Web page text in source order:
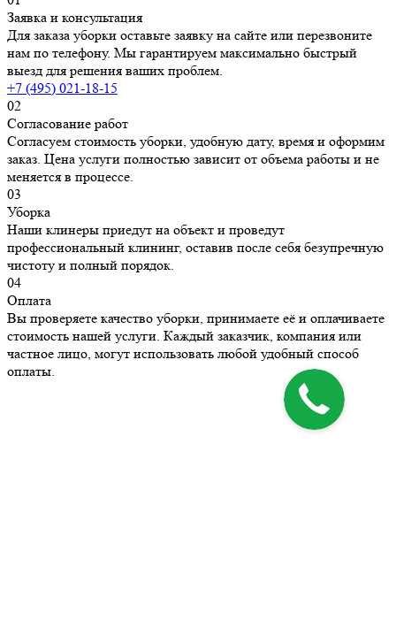
Заявка и консультация
Для заказа уборки оставьте заявку на сайте или перезвоните
нам по телефону. Мы гарантируем максимально быстрый
выезд для решения ваших проблем.
+7 (495) 021-18-15
02
Согласование работ
Согласуем стоимость уборки, удобную дату, время и оформим
заказ. Цена услуги полностью зависит от объема работы и не
меняется в процессе.
03
Уборка
Наши клинеры приедут на объект и проведут
профессиональный клининг, оставив после себя безупречную
чистоту и полный порядок.
04
Оплата
Вы проверяете качество уборки, принимаете её и оплачиваете
стоимость нашей услуги. Каждый заказчик, компания или
частное лицо, могут использовать любой удобный способ
оплаты.